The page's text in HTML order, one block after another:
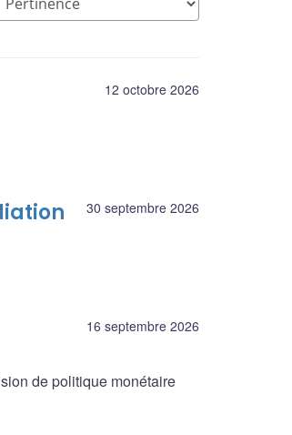
12 octobre 2026
30 septembre 2026
16 septembre 2026
de politique monétaire